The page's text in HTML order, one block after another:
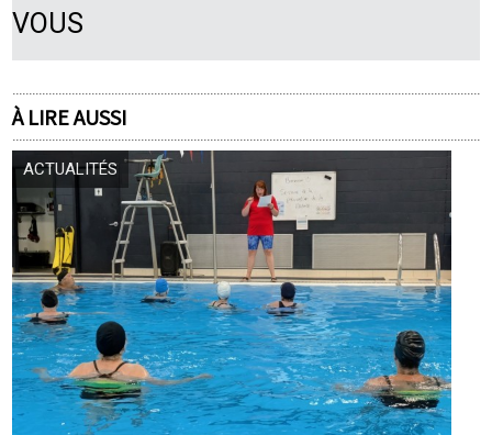
VOUS
À LIRE AUSSI
ACTUALITÉS